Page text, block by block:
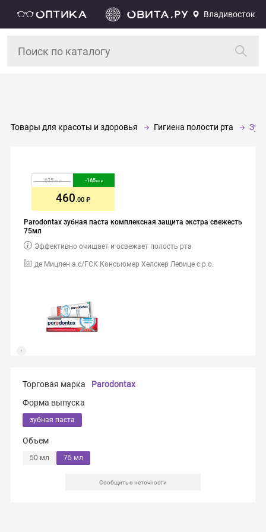
Владивосток
Товары для красоты и здоровья Гигиена полости рта
Parodontax зубная паста комплексная защита экстра свежесть
75мл
де Мицлен а.с/ГСК Консьюмер Хелскер Левице с.р.о.
Эффективно очищает и освежает полость рта
625.00 -165.00
460.00
Торговая марка
Parodontax
Форма выпуска
зубная паста
Объем
50 мл 75 мл
Сообщить о неточности